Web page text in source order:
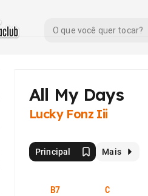
All My Days
Lucky Fonz Iii
Principal Mais
B7 C